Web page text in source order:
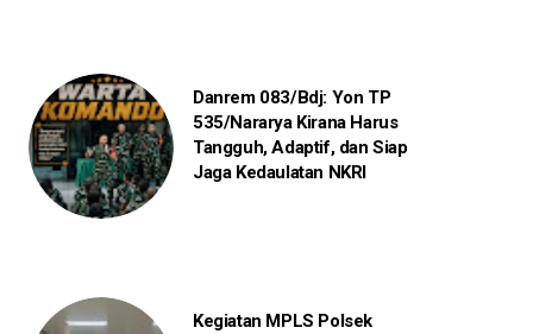
Danrem 083/Bdj: Yon TP
535/Nararya Kirana Harus
Tangguh, Adaptif, dan Siap
Jaga Kedaulatan NKRI
Kegiatan MPLS Polsek